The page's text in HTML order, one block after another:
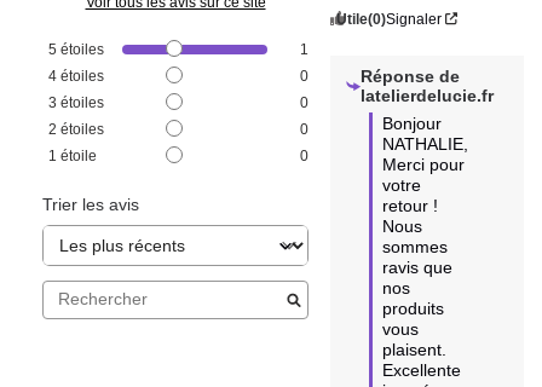
5 étoiles
1
4 étoiles
0
3 étoiles
0
2 étoiles
0
1 étoile 0
Trier les avis
Utile(0)Signaler
Réponse de
latelierdelucie.fr
Bonjour
NATHALIE,
Merci pour
votre
retour !
Nous
sommes
ravis que
nos
produits
vous
plaisent.
Excellente